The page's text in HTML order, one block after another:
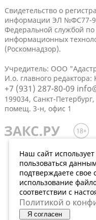
Свидетельство о
информации ЭЛ №ФС77-
Федеральной службой по
информационных
(Роскомнадзор).
Учредитель: ООО
И.о. главного редактора:
+7 (931) 287-80-09
199034, Санкт-
помещ. 3-н, офис 1
Наш сайт
пользоваться
подтверждаете свое
использование
соответствии с
Политикой о
Я согласен